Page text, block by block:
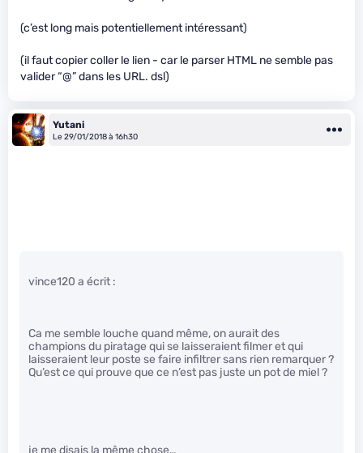
(c’est long mais potentiellement intéressant)
(il faut copier coller le lien - car le parser HTML ne semble pas
valider “@” dans les URL. dsl)
Yutani
Le 29/01/2018 à 16h30
vince120 a écrit :
Ca me semble louche quand même, on aurait des
champions du piratage qui se laisseraient filmer et qui
laisseraient leur poste se faire infiltrer sans rien remarquer ?
Qu’est ce qui prouve que ce n’est pas juste un pot de miel ?